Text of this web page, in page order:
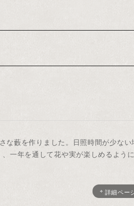
な藪を作りました。日照時間が少ない
一年を通して花や実が楽しめるよう
詳細ペー